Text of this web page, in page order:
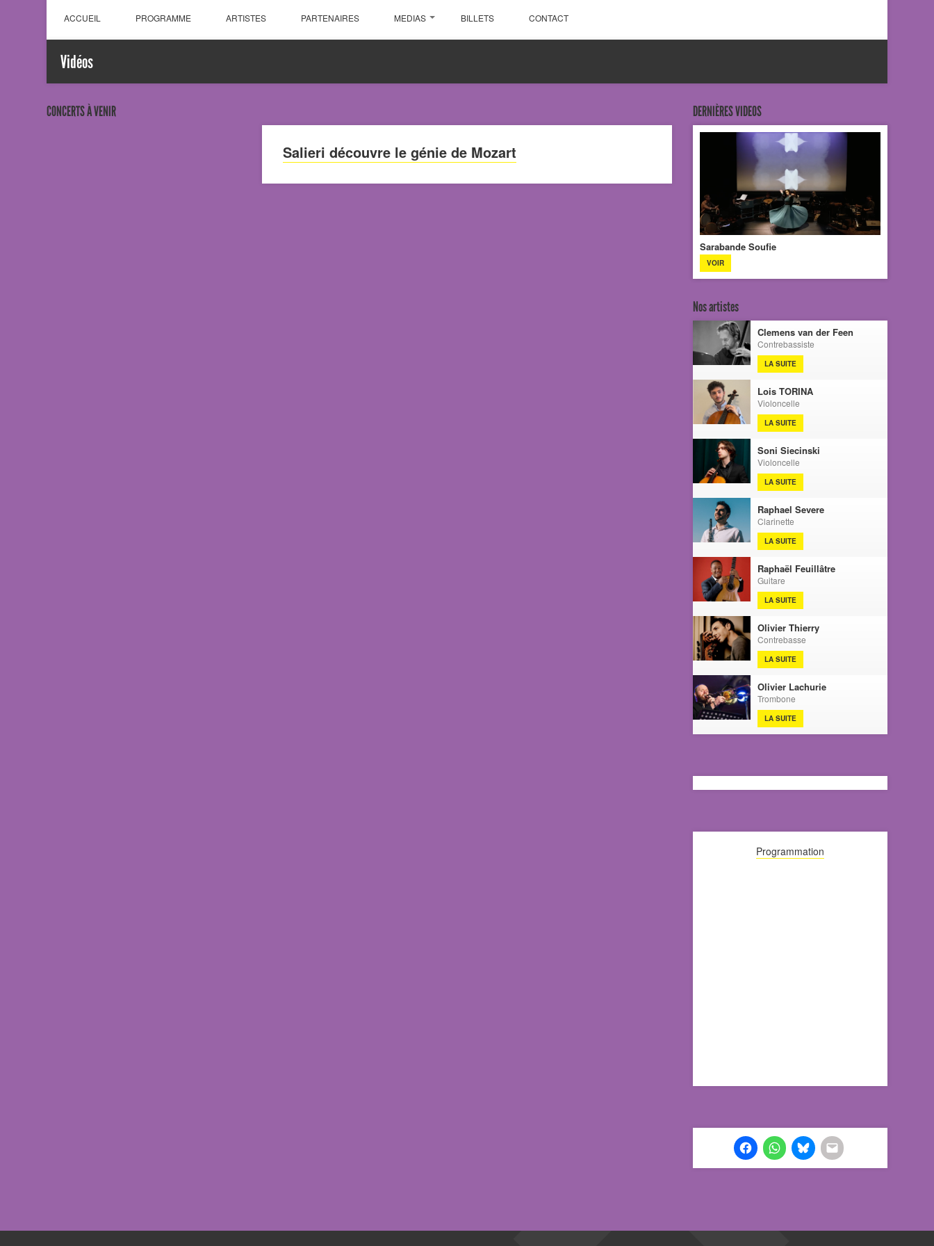
ACCUEIL PROGRAMME ARTISTES PARTENAIRES MEDIAS BILLETS CONTACT
Vidéos
CONCERTS À VENIR
Salieri découvre le génie de Mozart
DERNIÈRES VIDEOS
Sarabande Soufie
VOIR
Nos artistes
Clemens van der Feen
Contrebassiste
LA SUITE
Lois TORINA
Violoncelle
LA SUITE
Soni Siecinski
Violoncelle
LA SUITE
Raphael Severe
Clarinette
LA SUITE
Raphaël Feuillâtre
Guitare
LA SUITE
Olivier Thierry
Contrebasse
LA SUITE
Olivier Lachurie
Trombone
LA SUITE
Programmation